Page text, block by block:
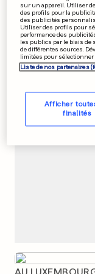
sur un appareil. Utiliser
des profils pour la
des publicités
Utiliser des profils pour
performance des
les publics par le biais de
de différentes sources.
limitées pour sélectionner
Liste de nos partenaires
Afficher
finalités